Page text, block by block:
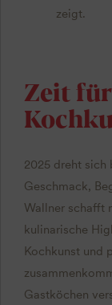
zeigt.
Zeit
2025 dreht sich
Geschmack,
Wallner schafft
kulinarische
Kochkunst und
Gastköchen